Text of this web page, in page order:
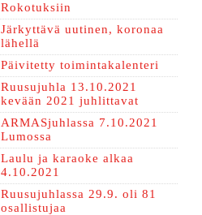
Rokotuksiin
Järkyttävä uutinen, koronaa
lähellä
Päivitetty toimintakalenteri
Ruusujuhla 13.10.2021
kevään 2021 juhlittavat
ARMASjuhlassa 7.10.2021
Lumossa
Laulu ja karaoke alkaa
4.10.2021
Ruusujuhlassa 29.9. oli 81
osallistujaa